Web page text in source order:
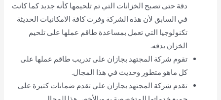
دقة حتى تصبح الخزانات التي تم تلحيمها كأنه جديد كما كانت
في السابق لأن هذه الشركة وفرت كافة الامكانيات الحديثة
تكنولوجيا التي تعمل بمساعدة طاقم عملها على تلحيم
الخزان بدقه.
تقوم شركة المجتهد بجازان على تدريب طاقم عملها على
كل ماهو متطور وحديث في هذا المجال.
تقدم شركة المجتهد بجازان علي تقدم ضمانات كثيرة على